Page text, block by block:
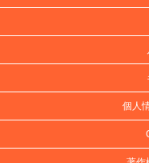
個人